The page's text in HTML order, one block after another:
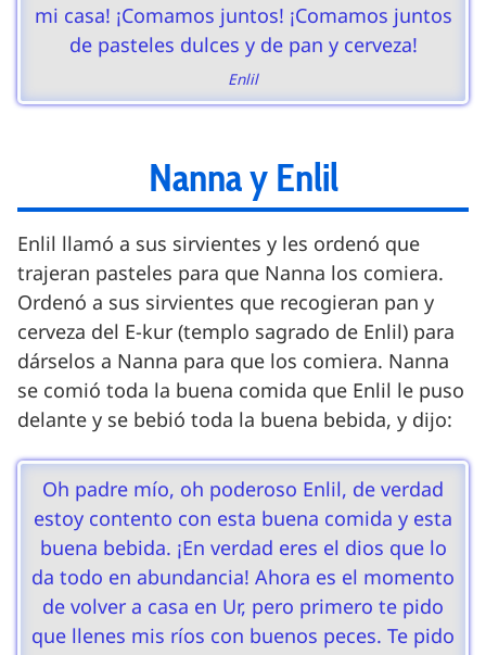
mi casa! ¡Comamos juntos! ¡Comamos juntos
de pasteles dulces y de pan y cerveza!
Enlil
Nanna y Enlil
Enlil llamó a sus sirvientes y les ordenó que
trajeran pasteles para que Nanna los comiera.
Ordenó a sus sirvientes que recogieran pan y
cerveza del E-kur (templo sagrado de Enlil) para
dárselos a Nanna para que los comiera. Nanna
se comió toda la buena comida que Enlil le puso
delante y se bebió toda la buena bebida, y dijo:
Oh padre mío, oh poderoso Enlil, de verdad
estoy contento con esta buena comida y esta
buena bebida. ¡En verdad eres el dios que lo
da todo en abundancia! Ahora es el momento
de volver a casa en Ur, pero primero te pido
que llenes mis ríos con buenos peces. Te pido